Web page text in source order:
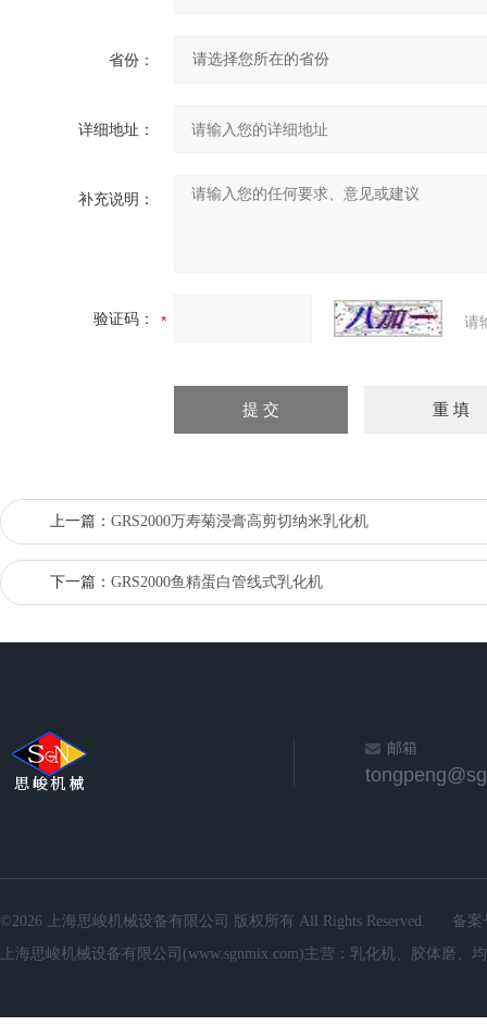
省份：
详细地址：
补充说明：
验证码： 请
上一篇： GRS2000万寿菊浸膏高剪切纳米乳化机
下一篇： GRS2000鱼精蛋白管线式乳化机
邮箱
©2026 上海思峻机械设备有限公司 版权所有 All Rights Reserved.
备案
上海思峻机械设备有限公司(www.sgnmix.com)主营：乳化机、胶体磨